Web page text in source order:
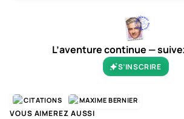
L’aventure continue —
S’INSCRIRE
CITATIONS MAXIME BERNIER
VOUS AIMEREZ AUSSI